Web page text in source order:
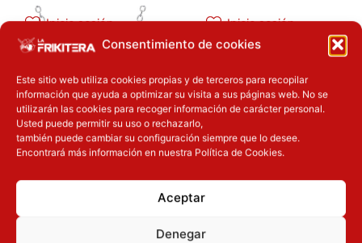
Consentimiento de cookies
Este sitio web utiliza cookies propias y de terceros para recopilar
información que ayuda a optimizar su visita a sus páginas web. No se
utilizarán las cookies para recoger información de carácter personal.
Usted puede permitir su uso o rechazarlo,
también puede cambiar su configuración siempre que lo desee.
Encontrará más información en nuestra Política de Cookies.
Aceptar
Denegar
Inicie sesión
Disney plata
Inicie sesión
Disney